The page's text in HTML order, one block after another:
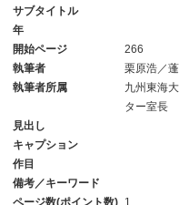
サブタイトル
年
開始ページ
266
執筆者
栗原浩／
執筆者所属
九州東海
ター室長
見出し
キャプション
作目
備考／キーワード
ページ数(ポイント数)
1